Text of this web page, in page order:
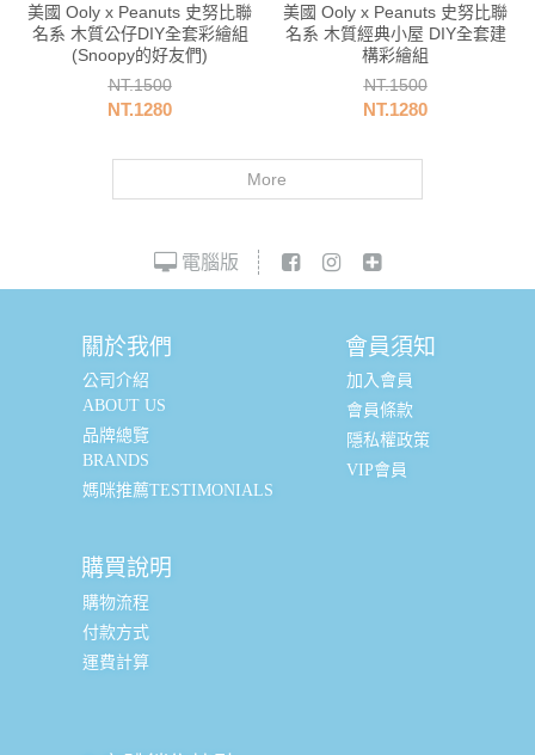
美國 Ooly x Peanuts 史努比聯
名系 木質公仔DIY全套彩繪組
(Snoopy的好友們)
NT.1500
NT.1280
美國 Ooly x Peanuts 史努比聯
名系 木質經典小屋 DIY全套建
構彩繪組
NT.1500
NT.1280
More
電腦版
關於我們
公司介紹
ABOUT US
品牌總覽
BRANDS
媽咪推薦TESTIMONIALS
會員須知
加入會員
會員條款
隱私權政策
VIP會員
購買說明
購物流程
付款方式
運費計算